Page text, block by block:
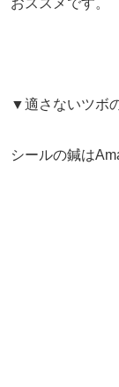
おススメです。
▼適さないツボ
シールの鍼は